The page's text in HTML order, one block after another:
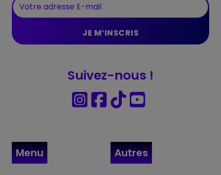
Suivez-nous !
Menu Autres